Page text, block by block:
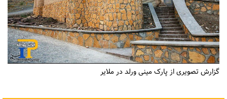
گزارش تصویری از پارک مینی ورلد در ملایر